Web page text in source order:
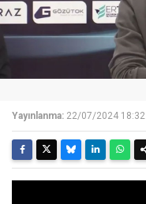
Yayınlanma: 22/07/2024 18:32